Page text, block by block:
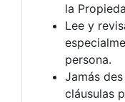
la
Lee y
persona.
Jamás
cláusulas